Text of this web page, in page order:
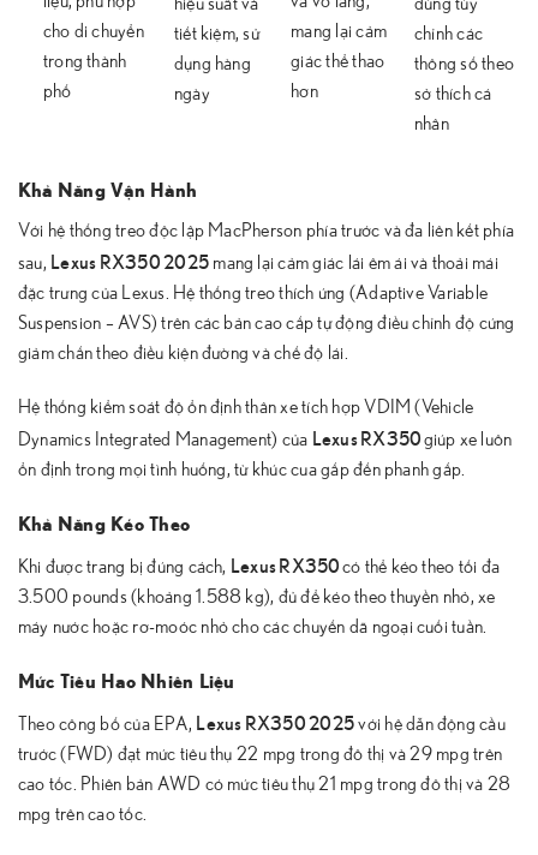
cho di chuyển
trong thành
phố
tiết kiệm, sử
dụng hàng
ngày
mang lại cảm
giác thể thao
hơn
chỉnh các
thông số theo
sở thích cá
nhân
Khả Năng Vận Hành
Với hệ thống treo độc lập MacPherson phía trước và đa liên kết phía
sau, Lexus RX350 2025 mang lại cảm giác lái êm ái và thoải mái
đặc trưng của Lexus. Hệ thống treo thích ứng (Adaptive Variable
Suspension – AVS) trên các bản cao cấp tự động điều chỉnh độ cứng
giảm chấn theo điều kiện đường và chế độ lái.
Hệ thống kiểm soát độ ổn định thân xe tích hợp VDIM (Vehicle
Dynamics Integrated Management) của Lexus RX350giúp xe luôn
ổn định trong mọi tình huống, từ khúc cua gấp đến phanh gấp.
Khả Năng Kéo Theo
Khi được trang bị đúng cách, Lexus RX350có thể kéo theo tối đa
3.500 pounds (khoảng 1.588 kg), đủ để kéo theo thuyền nhỏ, xe
máy nước hoặc rơ-moóc nhỏ cho các chuyến dã ngoại cuối tuần.
Mức Tiêu Hao Nhiên Liệu
Theo công bố của EPA, Lexus RX350 2025với hệ dẫn động cầu
trước (FWD) đạt mức tiêu thụ 22 mpg trong đô thị và 29 mpg trên
cao tốc. Phiên bản AWD có mức tiêu thụ 21 mpg trong đô thị và 28
mpg trên cao tốc.